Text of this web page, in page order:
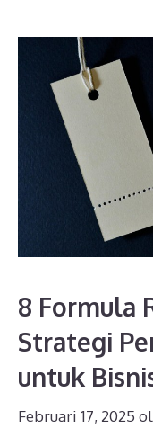
8 Formula
Strategi
untuk
Februari 17, 2025